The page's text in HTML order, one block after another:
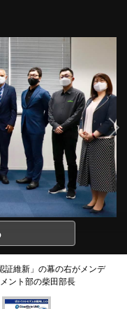
証維新」の幕の右がメンデ
ント部の柴田部長